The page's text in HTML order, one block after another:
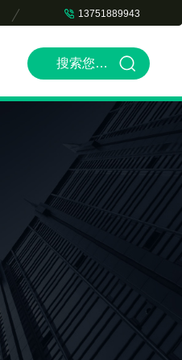
13751889943